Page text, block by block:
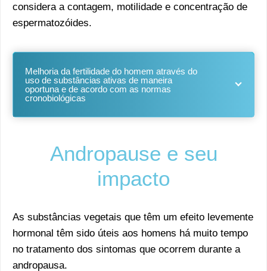
considera a contagem, motilidade e concentração de
espermatozóides.
Melhoria da fertilidade do homem através do
uso de substâncias ativas de maneira
oportuna e de acordo com as normas
cronobiológicas
Andropause e seu
impacto
As substâncias vegetais que têm um efeito levemente
hormonal têm sido úteis aos homens há muito tempo
no tratamento dos sintomas que ocorrem durante a
andropausa.